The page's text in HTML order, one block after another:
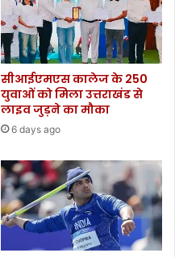
सीआईएमएस कालेज के 250
युवाओं को मिला उत्तराखंड से
लाइव जुड़ने का मौका
6 days ago